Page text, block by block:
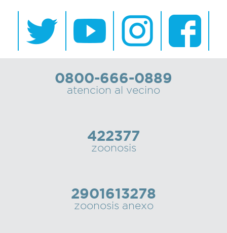
0800-666-0889
atencion al vecino
422377
zoonosis
2901613278
zoonosis anexo